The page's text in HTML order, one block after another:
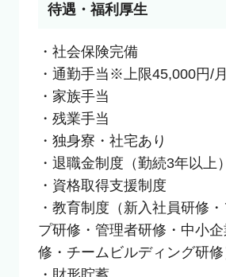
待遇・福利厚生
・社会保険完備
・通勤手当※上限45,000円/月
・家族手当
・残業手当
・独身寮・社宅あり
・退職金制度（勤続3年以上）
・資格取得支援制度
・教育制度（新入社員研修
プ研修・管理者研修・中小
修・チームビルディング研修